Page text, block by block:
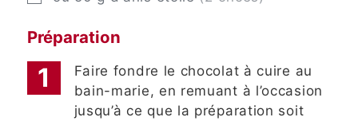
Préparation
Faire fondre le chocolat à cuire au
bain-marie, en remuant à l’occasion
jusqu’à ce que la préparation soit